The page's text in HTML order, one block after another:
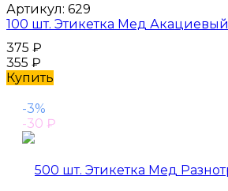
Артикул: 629
100 шт. Этикетка Мед Акациевый
375 ₽
355 ₽
Купить
-3%
-30 ₽